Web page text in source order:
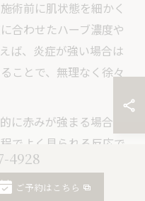
術前に肌状態を細かく
合わせたハーブ濃度や
ば、炎症が強い場合は
ことで、無理なく徐々
に赤みが強まる場合が
でよく見られる反応で
うことで、ダウンタイ
す。
4928
ご予約はこちら